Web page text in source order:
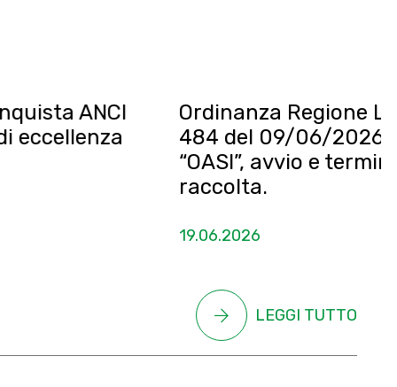
Ordinanza Regione
484 del 09/06/2026 –
“OASI”, avvio e termine servizi
raccolta.
LEGGI TUTTO